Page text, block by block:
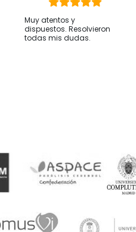
Muy atentos y
dispuestos. Resolvieron
todas mis dudas.